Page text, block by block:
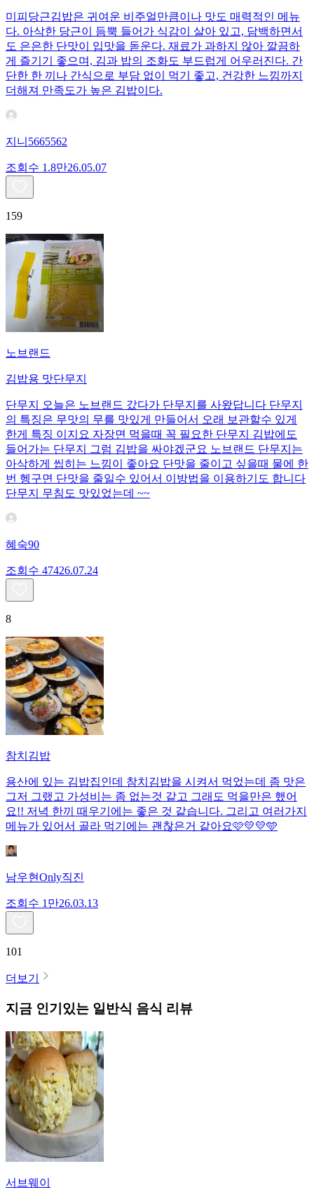
미피당근김밥은 귀여운 비주얼만큼이나 맛도 매력적인 메뉴
다. 아삭한 당근이 듬뿍 들어가 식감이 살아 있고, 담백하면서
도 은은한 단맛이 입맛을 돋운다. 재료가 과하지 않아 깔끔하
게 즐기기 좋으며, 김과 밥의 조화도 부드럽게 어우러진다. 간
단한 한 끼나 간식으로 부담 없이 먹기 좋고, 건강한 느낌까지
더해져 만족도가 높은 김밥이다.
지니5665562
조회수 1.8만26.05.07
159
노브랜드
김밥용 맛단무지
단무지 오늘은 노브랜드 갔다가 단무지를 사왔답니다 단무지
의 특징은 무맛의 무를 맛있게 만들어서 오래 보관할수 있게
한게 특징 이지요 자장면 먹을때 꼭 필요한 단무지 김밥에도
들어가는 단무지 그럼 김밥을 싸야겠군요 노브랜드 단무지는
아삭하게 씹히는 느낌이 좋아요 단맛을 줄이고 싶을때 물에 한
번 헹구면 단맛을 줄일수 있어서 이방법을 이용하기도 합니다
단무지 무침도 맛있었는데 ~~
혜숙90
조회수 47426.07.24
8
참치김밥
용산에 있는 김밥집인데 참치김밥을 시켜서 먹었는데 좀 맛은
그저 그랬고 가성비는 좀 없는것 같고 그래도 먹을만은 했어
요!! 저녁 한끼 때우기에는 좋은 것 같습니다. 그리고 여러가지
메뉴가 있어서 골라 먹기에는 괜찮은거 같아요🩷💛💛🩵
남우현Only직진
조회수 1만26.03.13
101
더보기
지금 인기있는 일반식 음식 리뷰
서브웨이